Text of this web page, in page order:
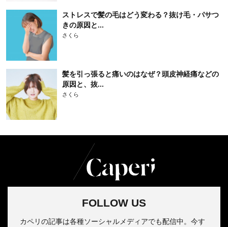
ストレスで髪の毛はどう変わる？抜け毛・パサつ
きの原因と...
さくら
髪を引っ張ると痛いのはなぜ？頭皮神経痛などの
原因と、抜...
さくら
FOLLOW US
カペリの記事は各種ソーシャルメディアでも配信中。今す